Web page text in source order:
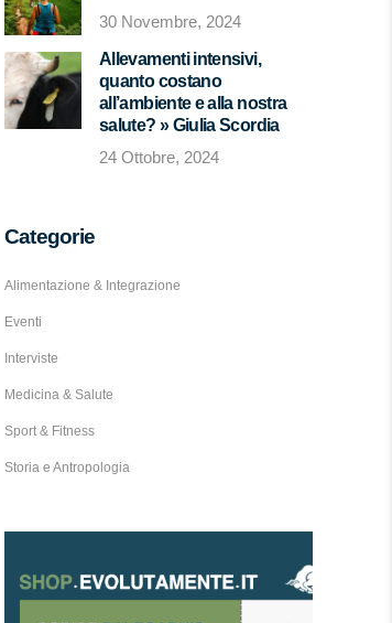
30 Novembre, 2024
Allevamenti intensivi,
quanto costano
all’ambiente e alla nostra
salute? » Giulia Scordia
24 Ottobre, 2024
Categorie
Alimentazione & Integrazione
Eventi
Interviste
Medicina & Salute
Sport & Fitness
Storia e Antropologia